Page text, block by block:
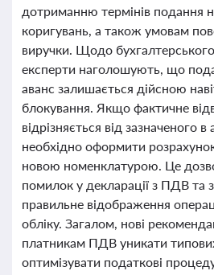
дотриманню термінів подання
коригувань, а також умовам
виручки. Щодо
експерти наголошують, що
аванс залишається дійсною
блокування. Якщо фактичне
відрізняється від зазначеного в
необхідно оформити
новою номенклатурою. Це
помилок у декларації з ПДВ та
правильне відображення
обліку. Загалом, нові
платникам ПДВ уникати
оптимізувати податкові